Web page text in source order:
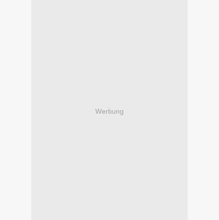
Werbung